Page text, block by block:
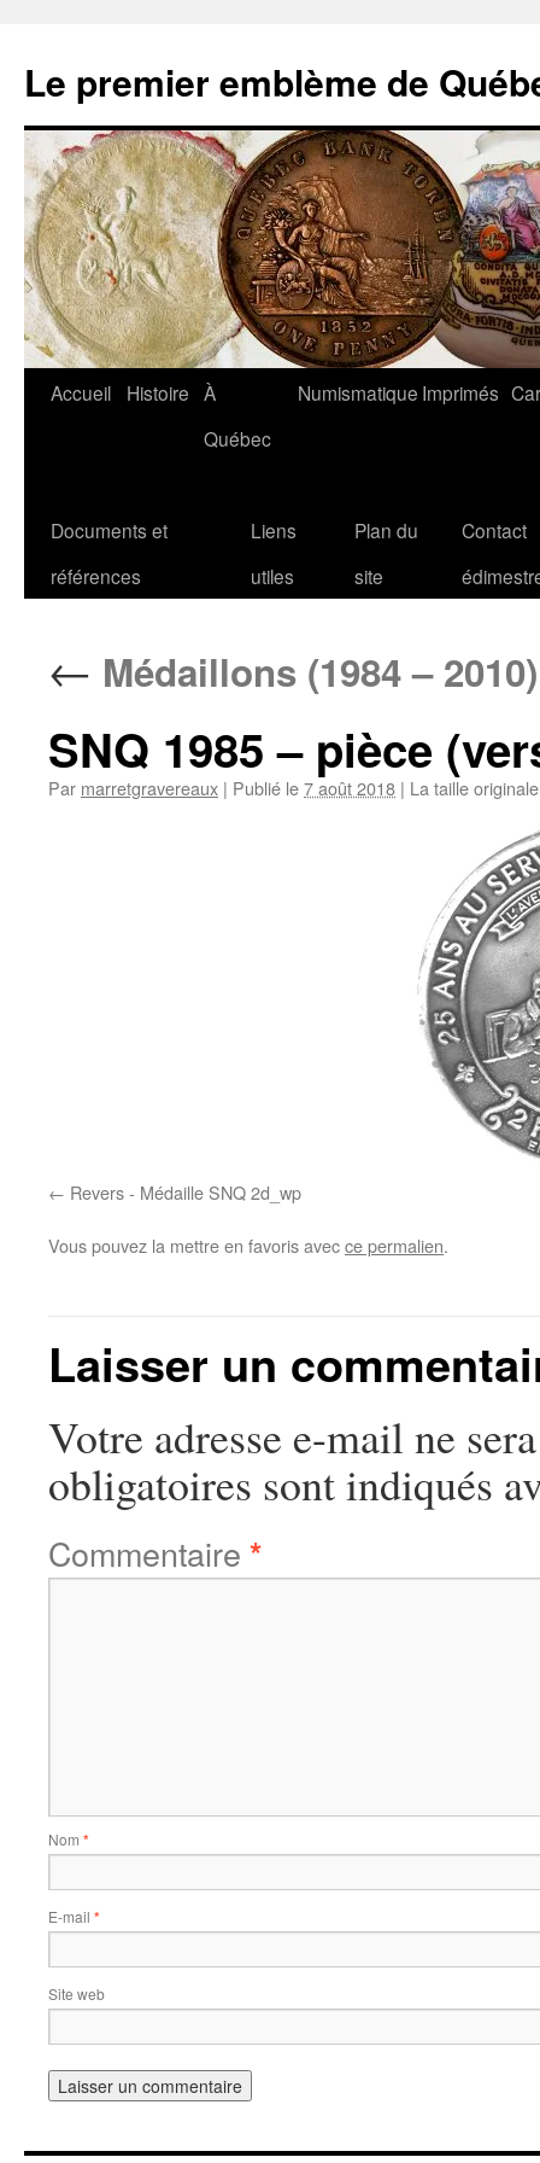
contenu
Le premier emblème de
Accueil Histoire À
Québec
Numismatique Imprimés
Documents et
références
Liens
utiles
Plan du
site
Contact
← Médaillons (1984 – 2010)
SNQ 1985 – pièce
Par marretgravereaux | Publié le7 août 2018 | La taille
Revers - Médaille SNQ 2d_wp
Vous pouvez la mettre en favoris avecce permalien.
Laisser un
Votre adresse e-mail ne
obligatoires sont indiqués
Commentaire *
Nom *
E-mail *
Site web